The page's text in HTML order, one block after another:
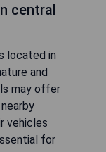
central
located in
and
may offer
vehicles
for